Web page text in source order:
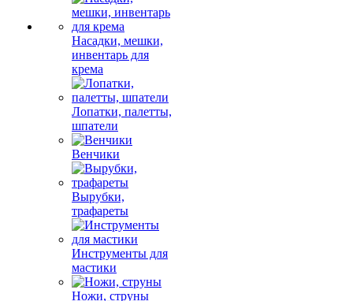
Насадки, мешки,
инвентарь для
крема
Лопатки, палетты,
шпатели
Венчики
Вырубки,
трафареты
Инструменты для
мастики
Ножи, струны